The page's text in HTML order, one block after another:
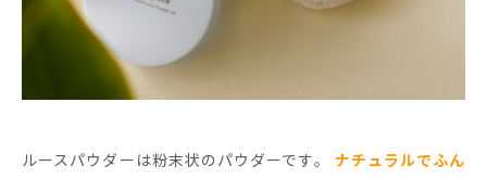
ルースパウダーは粉末状のパウダーです。 ナチュラルでふん